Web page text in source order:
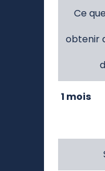
Ce
obtenir
1 mois